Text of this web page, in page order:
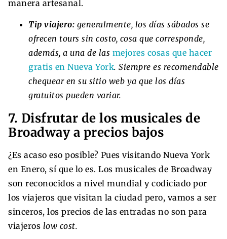
manera artesanal.
Tip viajero: generalmente, los días sábados se
ofrecen tours sin costo, cosa que corresponde,
además, a una de las mejores cosas que hacer
gratis en Nueva York. Siempre es recomendable
chequear en su sitio web ya que los días
gratuitos pueden variar.
7. Disfrutar de los musicales de
Broadway a precios bajos
¿Es acaso eso posible? Pues visitando Nueva York
en Enero, sí que lo es. Los musicales de Broadway
son reconocidos a nivel mundial y codiciado por
los viajeros que visitan la ciudad pero, vamos a ser
sinceros, los precios de las entradas no son para
viajeros low cost.